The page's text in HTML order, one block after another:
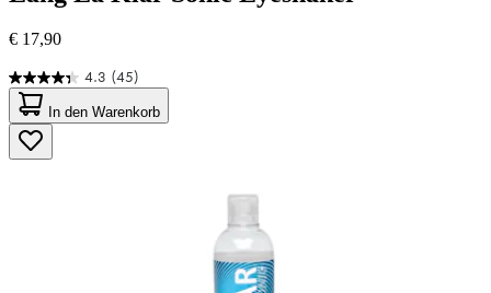
€ 17,90
4.3 (45)
4.3
von
5
Sternen.
45
In den Warenkorb